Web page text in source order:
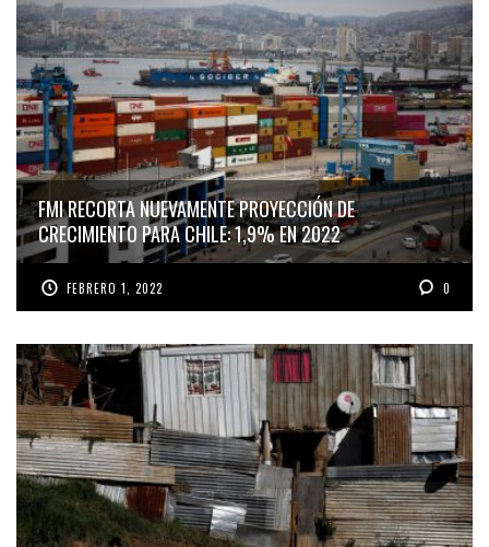
FMI RECORTA NUEVAMENTE PROYECCIÓN DE
CRECIMIENTO PARA CHILE: 1,9% EN 2022
FEBRERO 1, 2022 0